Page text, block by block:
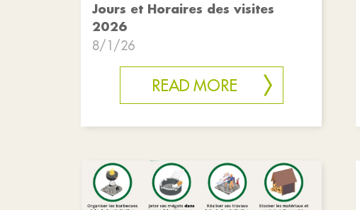
Jours et Horaires des visites
2026
8/1/26
READ MORE